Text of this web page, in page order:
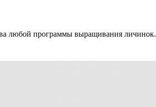
любой программы выращивания личинок.